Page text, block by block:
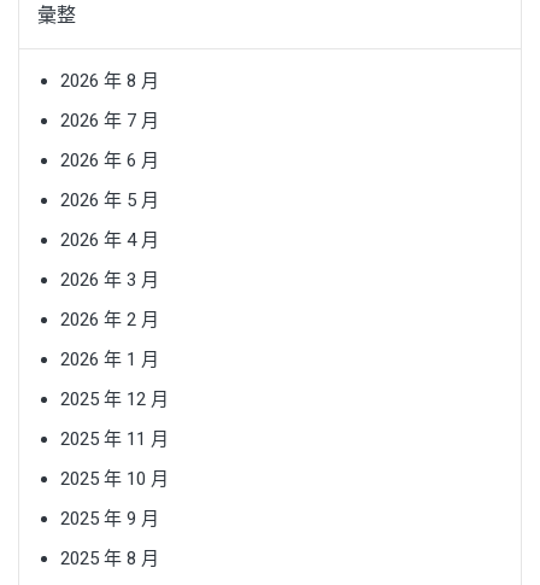
彙整
2026 年 8 月
2026 年 7 月
2026 年 6 月
2026 年 5 月
2026 年 4 月
2026 年 3 月
2026 年 2 月
2026 年 1 月
2025 年 12 月
2025 年 11 月
2025 年 10 月
2025 年 9 月
2025 年 8 月